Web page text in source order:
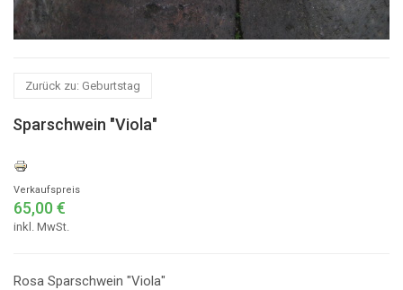
Zurück zu: Geburtstag
Sparschwein "Viola"
Verkaufspreis
65,00 €
inkl. MwSt.
Rosa Sparschwein "Viola"